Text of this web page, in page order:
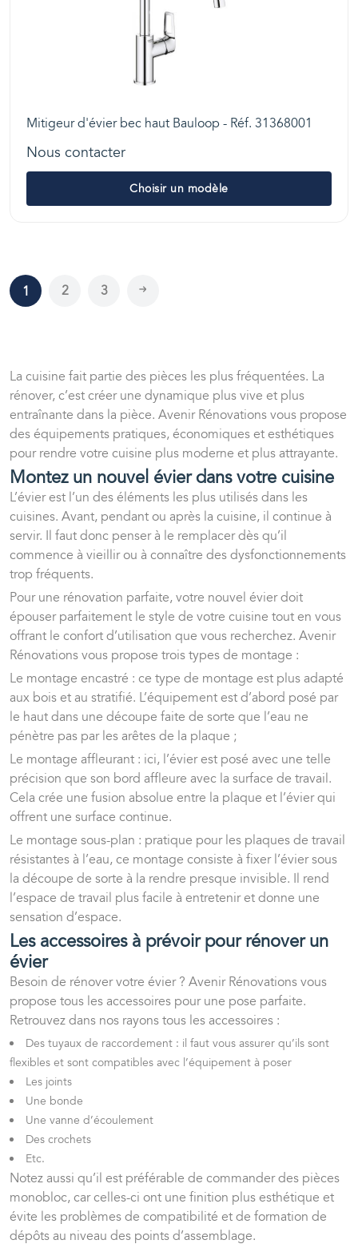
Mitigeur d'évier bec haut Bauloop - Réf. 31368001
Nous contacter
Choisir un modèle
1 2 3
La cuisine fait partie des pièces les plus fréquentées. La
rénover, c’est créer une dynamique plus vive et plus
entraînante dans la pièce. Avenir Rénovations vous propose
des équipements pratiques, économiques et esthétiques
pour rendre votre cuisine plus moderne et plus attrayante.
Montez un nouvel évier dans votre cuisine
L’évier est l’un des éléments les plus utilisés dans les
cuisines. Avant, pendant ou après la cuisine, il continue à
servir. Il faut donc penser à le remplacer dès qu’il
commence à vieillir ou à connaître des dysfonctionnements
trop fréquents.
Pour une rénovation parfaite, votre nouvel évier doit
épouser parfaitement le style de votre cuisine tout en vous
offrant le confort d’utilisation que vous recherchez. Avenir
Rénovations vous propose trois types de montage :
Le montage encastré : ce type de montage est plus adapté
aux bois et au stratifié. L’équipement est d’abord posé par
le haut dans une découpe faite de sorte que l’eau ne
pénètre pas par les arêtes de la plaque ;
Le montage affleurant : ici, l’évier est posé avec une telle
précision que son bord affleure avec la surface de travail.
Cela crée une fusion absolue entre la plaque et l’évier qui
offrent une surface continue.
Le montage sous-plan : pratique pour les plaques de travail
résistantes à l’eau, ce montage consiste à fixer l’évier sous
la découpe de sorte à la rendre presque invisible. Il rend
l’espace de travail plus facile à entretenir et donne une
sensation d’espace.
Les accessoires à prévoir pour rénover un
évier
Besoin de rénover votre évier ? Avenir Rénovations vous
propose tous les accessoires pour une pose parfaite.
Retrouvez dans nos rayons tous les accessoires :
Des tuyaux de raccordement : il faut vous assurer qu’ils sont
flexibles et sont compatibles avec l’équipement à poser
Les joints
Une bonde
Une vanne d’écoulement
Des crochets
Etc.
Notez aussi qu’il est préférable de commander des pièces
monobloc, car celles-ci ont une finition plus esthétique et
évite les problèmes de compatibilité et de formation de
dépôts au niveau des points d’assemblage.